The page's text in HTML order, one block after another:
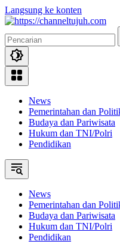
Langsung ke konten
News
Pemerintahan dan
Budaya dan Pariwisata
Hukum dan TNI/Polri
Pendidikan
News
Pemerintahan dan
Budaya dan Pariwisata
Hukum dan TNI/Polri
Pendidikan